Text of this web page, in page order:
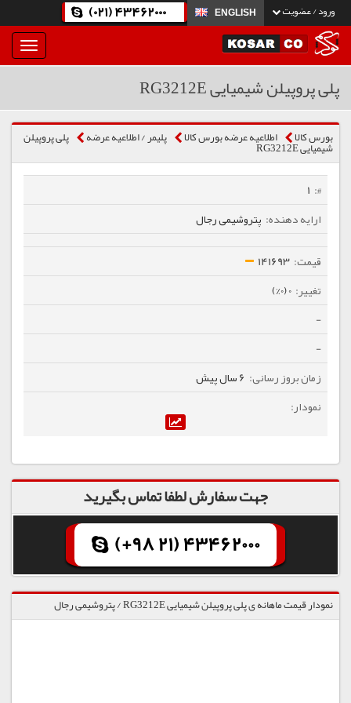
ورود / عضویت ENGLISH
(021) 43462000
بار
و
پلی پروپیلن شیمیایی RG3212E
بورس کالا اطلاعیه عرضه بورس کالا پلیمر / اطلاعیه عرضه پلی پروپیلن
شیمیایی RG3212E
1
پتروشیمی رجال
141693
0 (0%)
-
-
6 سال پیش
جهت سفارش لطفا تماس بگیرید
(+98 21) 43462000
نمودار قیمت ماهانه ی پلی پروپیلن شیمیایی RG3212E / پتروشیمی رجال